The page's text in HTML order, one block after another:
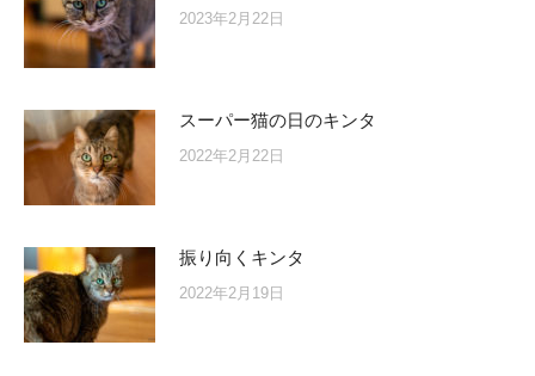
2023年2月22日
スーパー猫の日のキンタ
2022年2月22日
振り向くキンタ
2022年2月19日